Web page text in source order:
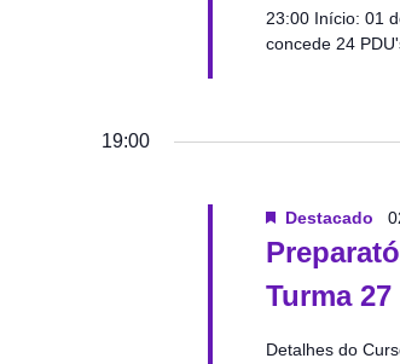
23:00 Início: 01
concede 24
19:00
Turma 27
Destacado
Detalhes do